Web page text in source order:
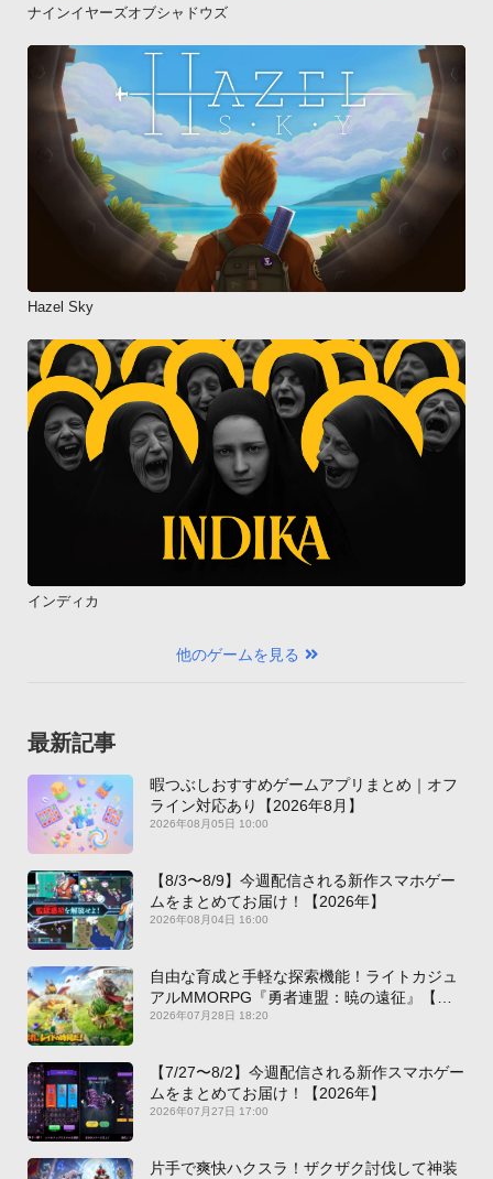
ナインイヤーズオブシャドウズ
Hazel Sky
インディカ
他のゲームを見る
最新記事
暇つぶしおすすめゲームアプリまとめ｜オフ
ライン対応あり【2026年8月】
2026年08月05日 10:00
【8/3〜8/9】今週配信される新作スマホゲー
ムをまとめてお届け！【2026年】
2026年08月04日 16:00
自由な育成と手軽な探索機能！ライトカジュ
アルMMORPG『勇者連盟：暁の遠征』【最
新作PICKUP】
2026年07月28日 18:20
【7/27〜8/2】今週配信される新作スマホゲー
ムをまとめてお届け！【2026年】
2026年07月27日 17:00
片手で爽快ハクスラ！ザクザク討伐して神装